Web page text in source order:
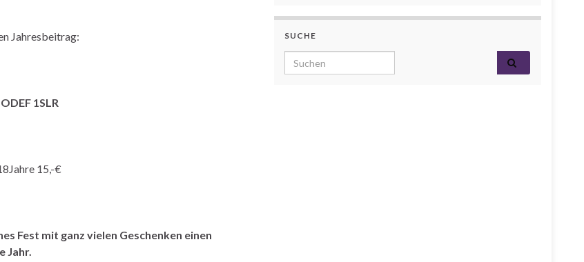
Jahresbeitrag:
1SLR
15,-€
Fest mit ganz vielen Geschenken einen
Jahr.
SUCHE
Search for: